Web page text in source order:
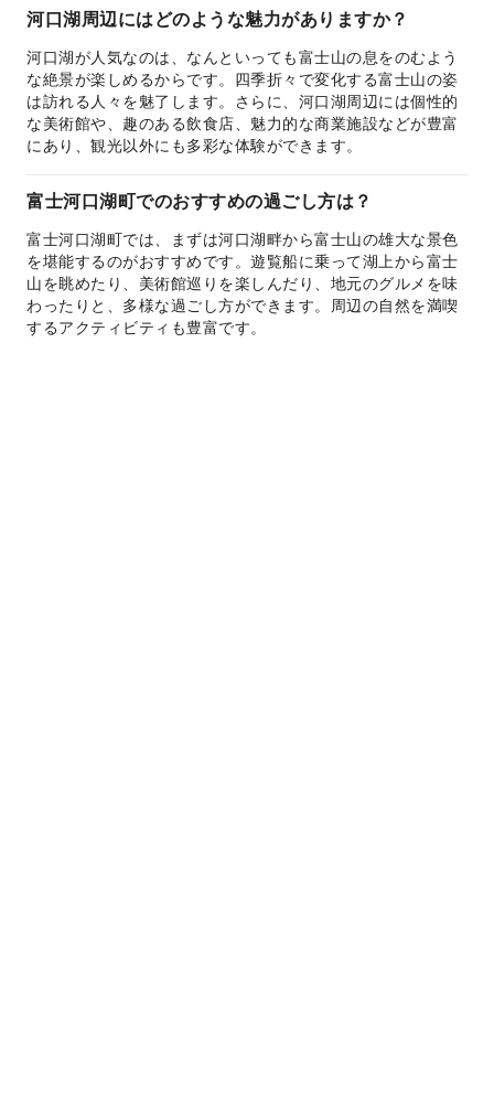
河口湖周辺にはどのような魅力がありますか？
河口湖が人気なのは、なんといっても富士山の息をのむよう
な絶景が楽しめるからです。四季折々で変化する富士山の姿
は訪れる人々を魅了します。さらに、河口湖周辺には個性的
な美術館や、趣のある飲食店、魅力的な商業施設などが豊富
にあり、観光以外にも多彩な体験ができます。
富士河口湖町でのおすすめの過ごし方は？
富士河口湖町では、まずは河口湖畔から富士山の雄大な景色
を堪能するのがおすすめです。遊覧船に乗って湖上から富士
山を眺めたり、美術館巡りを楽しんだり、地元のグルメを味
わったりと、多様な過ごし方ができます。周辺の自然を満喫
するアクティビティも豊富です。